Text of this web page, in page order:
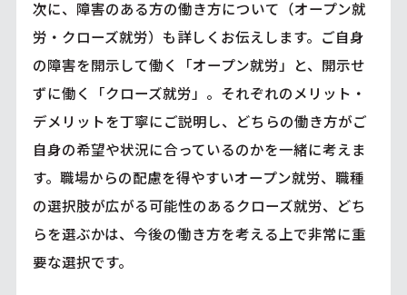
次に、障害のある方の働き方について（オープン就
労・クローズ就労）も詳しくお伝えします。ご自身
の障害を開示して働く「オープン就労」と、開示せ
ずに働く「クローズ就労」。それぞれのメリット・
デメリットを丁寧にご説明し、どちらの働き方がご
自身の希望や状況に合っているのかを一緒に考えま
す。職場からの配慮を得やすいオープン就労、職種
の選択肢が広がる可能性のあるクローズ就労、どち
らを選ぶかは、今後の働き方を考える上で非常に重
要な選択です。